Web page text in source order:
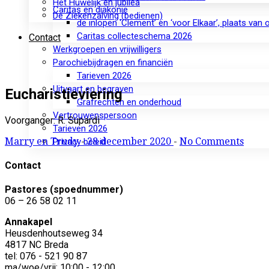
Caritas en diakonie
de inlopen ‘Clement’ en ‘voor Elkaar’, plaats
Caritas collecteschema 2026
Werkgroepen en vrijwilligers
Parochiebijdragen en financiën
Tarieven 2026
Uitvaart en begraven
Grafrechten en onderhoud
Vertrouwenspersoon
Tarieven 2026
Privacy beleid
Het Huwelijk en jubilea
De Ziekenzalving (bedienen)
Contact
Eucharistieviering
Voorganger: R. Supardi
Marry en Trudy-28 december 2020 - No Comments
Contact
Pastores (spoednummer)
06 – 26 58 02 11
Annakapel
Heusdenhoutseweg 34
4817 NC Breda
tel: 076 - 521 90 87